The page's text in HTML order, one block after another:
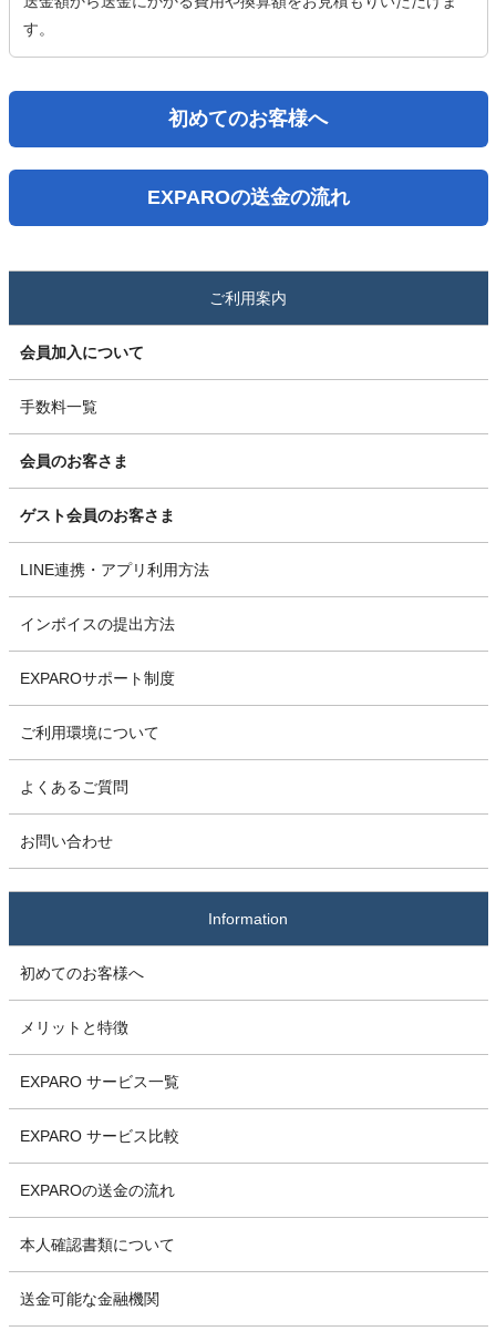
す。
初めてのお客様へ
EXPAROの送金の流れ
ご利用案内
会員加入について
手数料一覧
会員のお客さま
ゲスト会員のお客さま
LINE連携・アプリ利用方法
インボイスの提出方法
EXPAROサポート制度
ご利用環境について
よくあるご質問
お問い合わせ
Information
初めてのお客様へ
メリットと特徴
EXPARO サービス一覧
EXPARO サービス比較
EXPAROの送金の流れ
本人確認書類について
送金可能な金融機関